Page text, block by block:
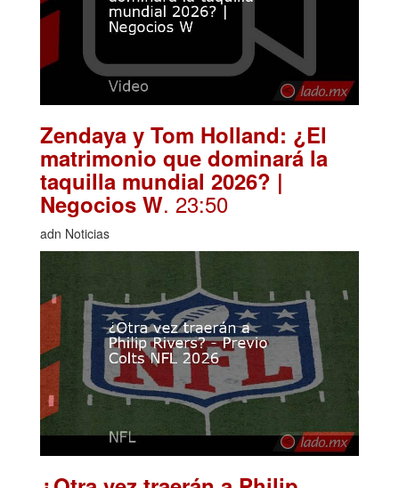
Zendaya y Tom Holland: ¿El
matrimonio que dominará la
taquilla mundial 2026? |
Negocios W. 23:50
adn Noticias